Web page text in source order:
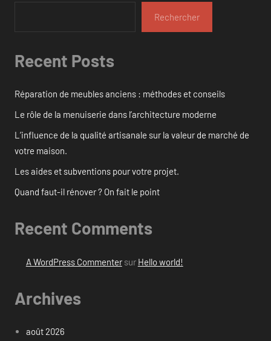
Rechercher
Recent Posts
Réparation de meubles anciens : méthodes et conseils
Le rôle de la menuiserie dans l’architecture moderne
L’influence de la qualité artisanale sur la valeur de marché de
votre maison.
Les aides et subventions pour votre projet.
Quand faut-il rénover ? On fait le point
Recent Comments
A WordPress Commentersur Hello world!
Archives
août 2026